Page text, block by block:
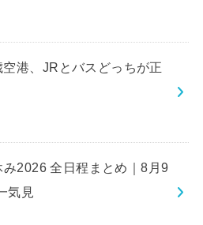
港、JRとバスどっちが正
み2026 全日程まとめ｜8月9
気見